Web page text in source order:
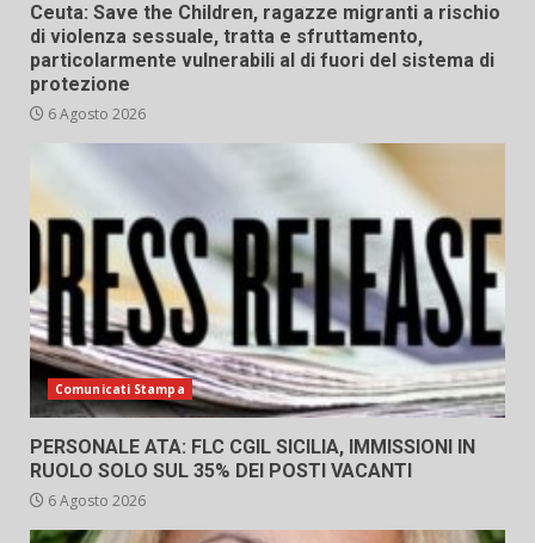
Ceuta: Save the Children, ragazze migranti a rischio
di violenza sessuale, tratta e sfruttamento,
particolarmente vulnerabili al di fuori del sistema di
protezione
6 Agosto 2026
Comunicati Stampa
PERSONALE ATA: FLC CGIL SICILIA, IMMISSIONI IN
RUOLO SOLO SUL 35% DEI POSTI VACANTI
6 Agosto 2026